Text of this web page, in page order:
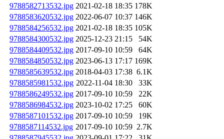
9788582713532.jpg 2021-02-18 18:35 178K
9788583620532.jpg 2022-06-07 10:37 146K
9788584256532.jpg 2021-02-18 18:35 105K
9788584300532.jpg 2025-12-23 21:15
54K
9788584409532.jpg 2017-09-10 10:59
64K
9788584850532.jpg 2023-06-13 17:17 169K
9788585639532.jpg 2018-04-03 17:38 6.1K
9788585981532.jpg 2022-11-04 18:30
33K
9788586249532.jpg 2017-09-10 10:59
22K
9788586984532.jpg 2023-10-02 17:25
60K
9788587101532.jpg 2017-09-10 10:59
19K
9788587114532.jpg 2017-09-10 10:59 2.7K